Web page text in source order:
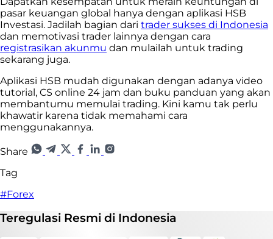
pasar keuangan global hanya dengan aplikasi HSB
Investasi. Jadilah bagian dari trader sukses di Indonesia
dan memotivasi trader lainnya dengan cara
registrasikan akunmu dan mulailah untuk trading
sekarang juga.
Aplikasi HSB mudah digunakan dengan adanya video
tutorial, CS online 24 jam dan buku panduan yang akan
membantumu memulai trading. Kini kamu tak perlu
khawatir karena tidak memahami cara
menggunakannya.
Share
Tag
#Forex
Teregulasi Resmi di Indonesia